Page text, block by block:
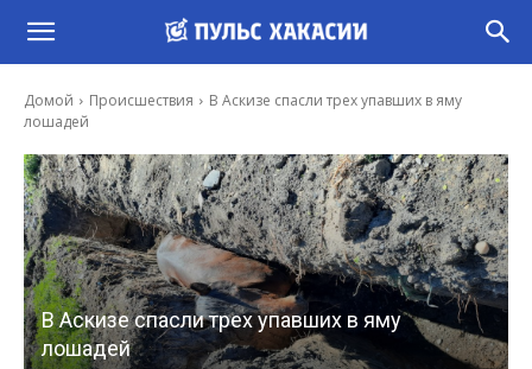
Домой Происшествия
В Аскизе спасли трех упавших в яму
лошадей
В Аскизе спасли трех упавших в яму
лошадей